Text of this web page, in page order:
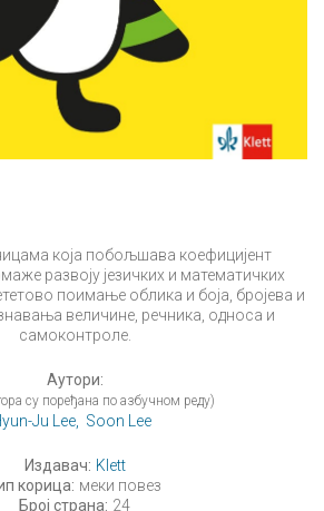
која побољшава коефицијент
развоју језичких и математичких
поимање облика и боја, бројева и
величине, речника, односа и
самоконтроле.
Аутори:
су поређана по азбучном реду)
Ju Lee, Soon Lee
Издавач: Klett
корица: меки повез
Број страна: 24